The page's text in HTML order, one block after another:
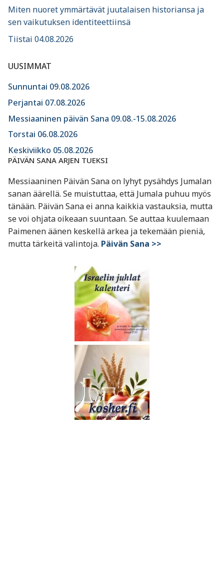
Miten nuoret ymmärtävät juutalaisen historiansa ja
sen vaikutuksen identiteettiinsä
Tiistai 04.08.2026
UUSIMMAT
Sunnuntai 09.08.2026
Perjantai 07.08.2026
Messiaaninen päivän Sana 09.08.-15.08.2026
Torstai 06.08.2026
Keskiviikko 05.08.2026
PÄIVÄN SANA ARJEN TUEKSI
Messiaaninen Päivän Sana on lyhyt pysähdys Jumalan
sanan äärellä. Se muistuttaa, että Jumala puhuu myös
tänään. Päivän Sana ei anna kaikkia vastauksia, mutta
se voi ohjata oikeaan suuntaan. Se auttaa kuulemaan
Paimenen äänen keskellä arkea ja tekemään pieniä,
mutta tärkeitä valintoja. Päivän Sana >>